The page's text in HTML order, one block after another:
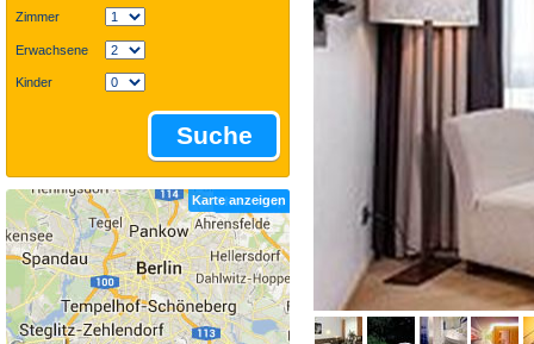
Zimmer
Erwachsene
Kinder
Suche
Karte anzeigen